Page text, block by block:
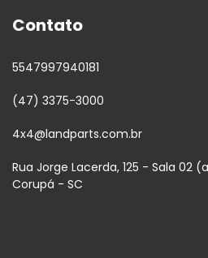
Contato
5547997940181
(47) 3375-3000
4x4@landparts.com.br
Rua Jorge Lacerda, 125 - Sala 02
Corupá - SC